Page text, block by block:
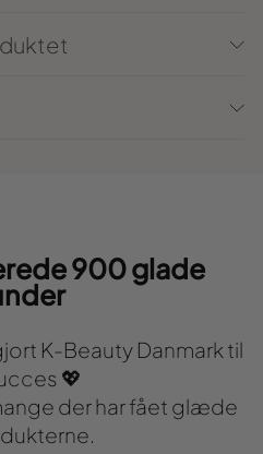
900 glade
K-Beauty Danmark til
💖
der har fået glæde